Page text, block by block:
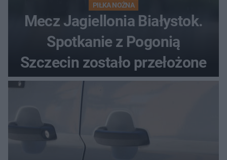
PIŁKA NOŻNA
Mecz Jagiellonia Białystok.
Spotkanie z Pogonią
Szczecin zostało przełożone